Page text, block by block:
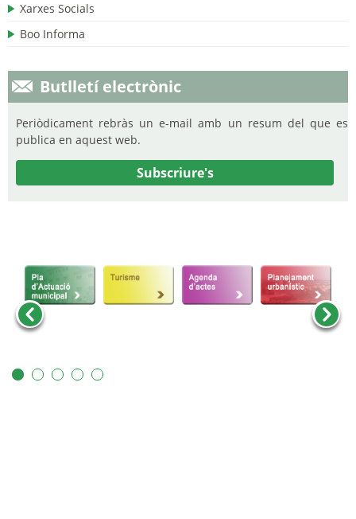
Xarxes Socials
Boo Informa
Butlletí electrònic
Periòdicament rebràs un e-mail amb un resum del que es
publica en aquest web.
Subscriure's